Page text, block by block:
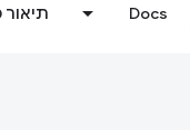
Docs